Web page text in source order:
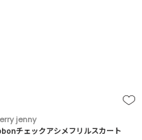
jenny
チェックアシメフリルスカート